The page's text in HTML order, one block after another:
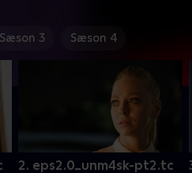
Sæson 3 Sæson 4
2. eps2.0_unm4sk-pt2.tc